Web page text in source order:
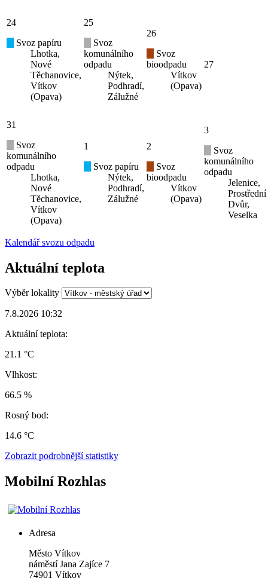
24
Svoz papíru
Lhotka,
Nové
Těchanovice,
Vítkov
(Opava)
25
Svoz
komunálního
odpadu
Nýtek,
Podhradí,
Zálužné
26
Svoz
bioodpadu
Vítkov
(Opava)
27
31
Svoz
komunálního
odpadu
Lhotka,
Nové
Těchanovice,
Vítkov
(Opava)
1
Svoz papíru
Nýtek,
Podhradí,
Zálužné
2
Svoz
bioodpadu
Vítkov
(Opava)
3
Svoz
komunálního
odpadu
Jelenice,
Prostřední
Dvůr,
Veselka
Kalendář svozu odpadu
Aktuální teplota
Výběr lokality
7.8.2026 10:32
Aktuální teplota:
21.1 °C
Vlhkost:
66.5 %
Rosný bod:
14.6 °C
Zobrazit podrobnější statistiky
Mobilní Rozhlas
Adresa
Město Vítkov
náměstí Jana Zajíce 7
74901 Vítkov